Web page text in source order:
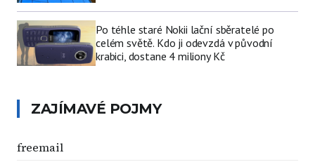
Po téhle staré Nokii lační sběratelé po
celém světě. Kdo ji odevzdá v původní
krabici, dostane 4 miliony Kč
ZAJÍMAVÉ POJMY
freemail